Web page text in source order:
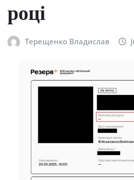
році
Терещенко Владислав